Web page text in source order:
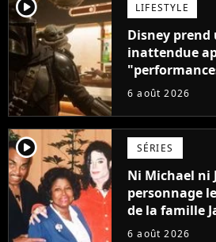
player2 LIFESTYLE
Disney prend
inattendue
Vaiana et
6 août 2026
player2 SÉRIES
Ni Michael ni
personnage
de la famille
droit à sa
6 août 2026